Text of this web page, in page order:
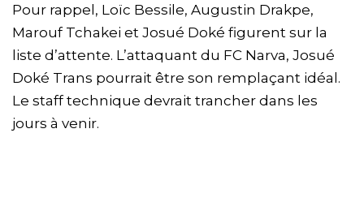
Pour rappel, Loïc Bessile, Augustin Drakpe,
Marouf Tchakei et Josué Doké figurent sur la
liste d’attente. L’attaquant du FC Narva, Josué
Doké Trans pourrait être son remplaçant idéal.
Le staff technique devrait trancher dans les
jours à venir.